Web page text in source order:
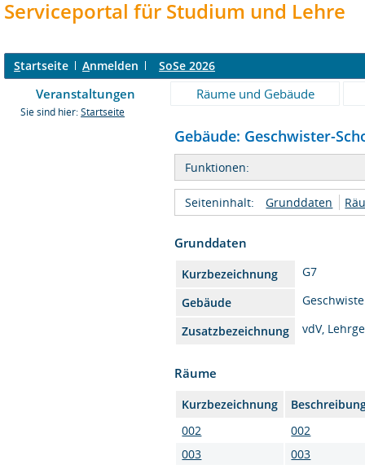
Serviceportal für Studium und Lehre
Startseite Anmelden SoSe 2026
Veranstaltungen Räume und Gebäude
Sie sind hier: Startseite
Gebäude: Geschwister-
Funktionen:
Seiteninhalt: Grunddaten
Grunddaten
Kurzbezeichnung
G7
Gebäude
Zusatzbezeichnung
vdV,
Räume
Kurzbezeichnung
002
002
003
003